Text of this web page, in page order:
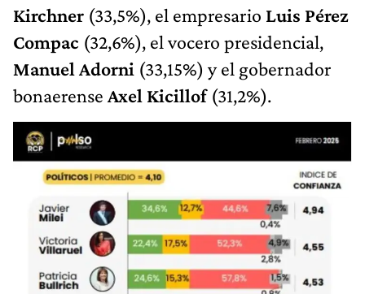
Kirchner (33,5%), el empresario Luis Pérez
Compac (32,6%), el vocero presidencial,
Manuel Adorni (33,15%) y el gobernador
bonaerense Axel Kicillof (31,2%).